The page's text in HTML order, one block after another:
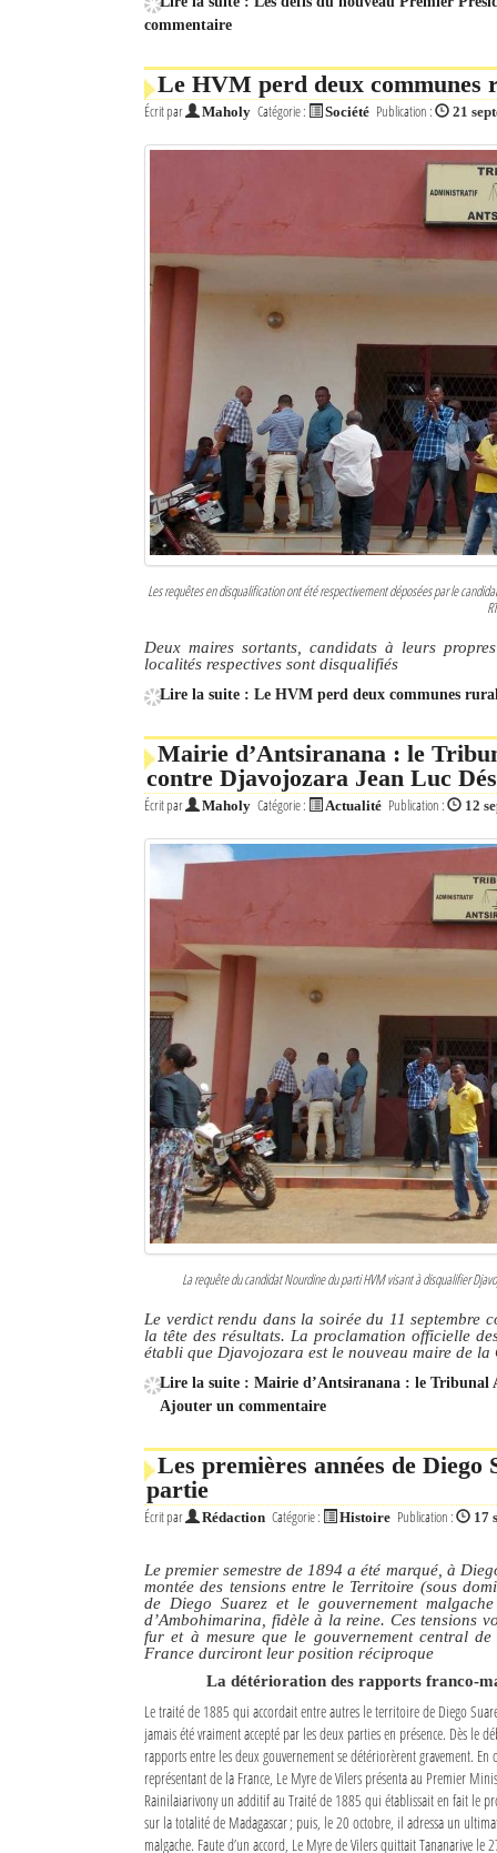
commentaire
Le HVM perd deux communes
Écrit par Maholy Catégorie : Société Publication : 21
Les requêtes en disqualification ont été respectivement déposées par le
Deux maires sortants, candidats à leurs
localités respectives sont disqualifiés
Lire la suite : Le HVM perd deux communes
Mairie d’Antsiranana : le
contre Djavojozara Jean Luc
Écrit par Maholy Catégorie : Actualité Publication : 12
La requête du candidat Nourdine du parti HVM visant à disqualifier
Le verdict rendu dans la soirée du 11
la tête des résultats. La proclamation officielle
établi que Djavojozara est le nouveau maire de
Lire la suite : Mairie d’Antsiranana : le Tribunal
Ajouter un commentaire
Les premières années de Diego
partie
Écrit par Rédaction Catégorie : Histoire Publication : 17
Le premier semestre de 1894 a été marqué, à
montée des tensions entre le Territoire (sous
de Diego Suarez et le gouvernement
d’Ambohimarina, fidèle à la reine. Ces tensions
fur et à mesure que le gouvernement central
France durciront leur position réciproque
La détérioration des rapports franco-
Le traité de 1885 qui accordait entre autres le territoire de Diego
jamais été vraiment accepté par les deux parties en présence. Dès le
rapports entre les deux gouvernement se détériorèrent gravement.
représentant de la France, Le Myre de Vilers présenta au Premier
Rainilaiarivony un additif au Traité de 1885 qui établissait en fait le
sur la totalité de Madagascar ; puis, le 20 octobre, il adressa un
malgache. Faute d’un accord, Le Myre de Vilers quittait Tananarive le